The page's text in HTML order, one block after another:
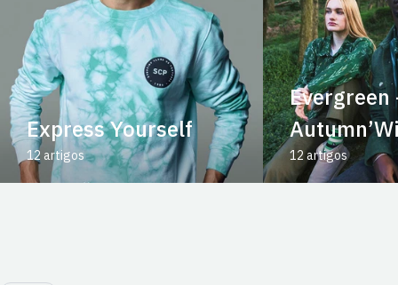
Express Yourself
12 artigos
Evergreen
12 artigos